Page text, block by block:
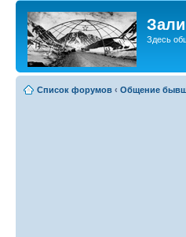
Здесь
Список форумов ‹ Общение